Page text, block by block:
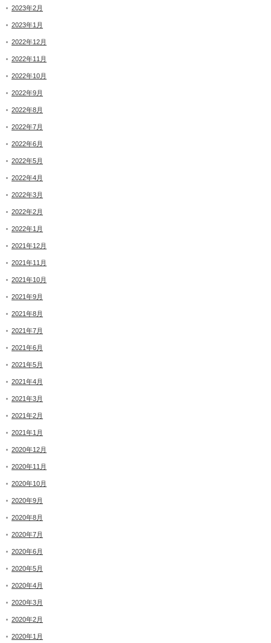
2023年2月
2023年1月
2022年12月
2022年11月
2022年10月
2022年9月
2022年8月
2022年7月
2022年6月
2022年5月
2022年4月
2022年3月
2022年2月
2022年1月
2021年12月
2021年11月
2021年10月
2021年9月
2021年8月
2021年7月
2021年6月
2021年5月
2021年4月
2021年3月
2021年2月
2021年1月
2020年12月
2020年11月
2020年10月
2020年9月
2020年8月
2020年7月
2020年6月
2020年5月
2020年4月
2020年3月
2020年2月
2020年1月